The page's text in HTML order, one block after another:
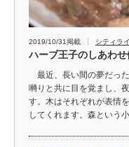
2019/10/31掲載 シティラ
ハーブ王子のしあわ
最近、長い間の夢だっ
囀りと共に目を覚まし、
す。木はそれぞれが表情
してくれます。森という